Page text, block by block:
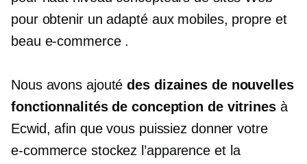
pour obtenir unadapté aux mobiles, propre et
beau e-commerce.
Nous avons ajoutédes dizaines de nouvelles
fonctionnalités de conception de vitrinesà
Ecwid, afin que vous puissiez donner votre
e-commerce stockez l’apparence et la